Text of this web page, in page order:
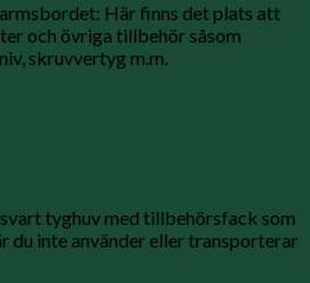
Här finns det plats att
och övriga tillbehör såsom
skruvvertyg m.m.
tyghuv med tillbehörsfack som
du inte använder eller transporterar